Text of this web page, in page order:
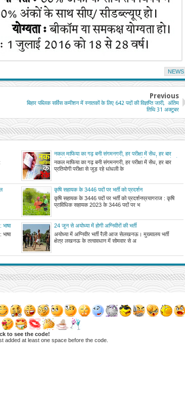
NEWS
Previous
बिहार पब्लिक सर्विस कमीशन में स्नातकों के लिए 642 पदों की विज्ञप्ति जारी, अंतिम
तिथि 31 अक्टूबर
नकल माफिया का गढ़ बनी संगमनगरी, हर परीक्षा में सेंध, हर बार
प्रतियोगी परीक्षा से जुड़ रहे धांधली के तार, दर्जनों मामले आ चुके हैं
सामने
नकल माफिया का गढ़ बनी संगमनगरी, हर परीक्षा में सेंध, हर बार
प्रतियोगी परीक्षा से जुड़ रहे धांधली के
कृषि सहायक के 3446 पदों पर भर्ती को प्रदर्शन
कृषि सहायक के 3446 पदों पर भर्ती को प्रदर्शनप्रयागराज : कृषि
प्राविधिक सहायक 2023 के 3446 पदों पर भ
24 जून से अयोध्या में होगी अग्निवीरों की भर्ती
अयोध्या में अग्निवीर भर्ती रैली आज सेलखनऊ। मुख्यालय भर्ती
क्षेत्र लखनऊ के तत्वावधान में सोमवार से अ
to see the code!
added at least one space before the code.